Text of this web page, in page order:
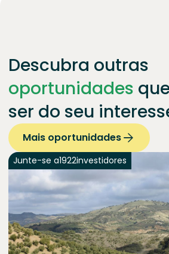
Descubra outras
oportunidades
ser do seu
Mais oportunidades
Junte-se a1922investidores